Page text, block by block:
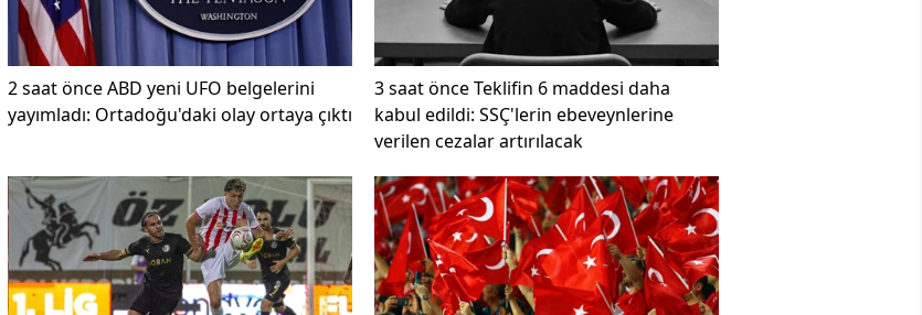
2 saat önceABD yeni UFO belgelerini
yayımladı: Ortadoğu'daki olay ortaya çıktı
3 saat önceTeklifin 6 maddesi daha
kabul edildi: SSÇ'lerin ebeveynlerine
verilen cezalar artırılacak